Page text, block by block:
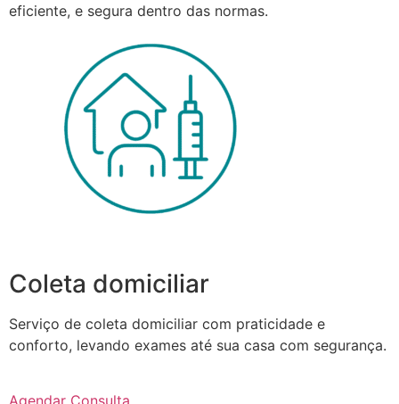
eficiente, e segura dentro das normas.
Coleta domiciliar
Serviço de coleta domiciliar com praticidade e
conforto, levando exames até sua casa com segurança.